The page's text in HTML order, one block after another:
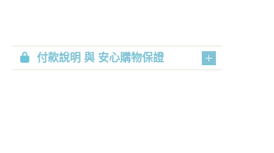
付款說明 與 安心購物保證